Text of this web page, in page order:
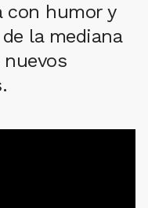
con humor y
la mediana
nuevos